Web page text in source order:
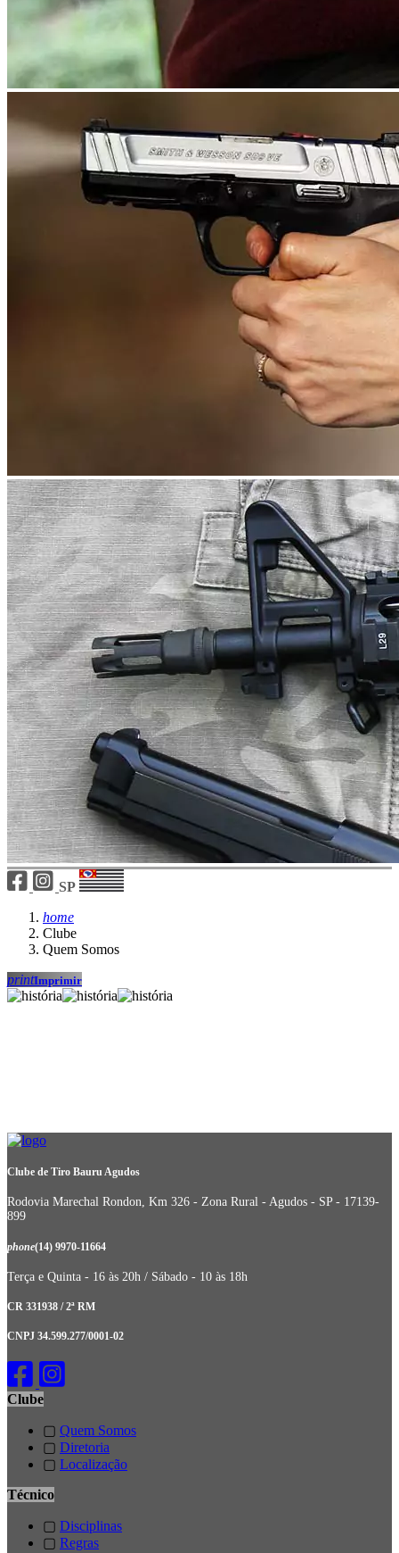
SP
home
Clube
Quem Somos
printImprimir
Clube de Tiro Bauru Agudos
Rodovia Marechal Rondon, Km 326 - Zona Rural - Agudos - SP - 17139-
899
phone(14) 9970-11664
Terça e Quinta - 16 às 20h / Sábado - 10 às 18h
CR 331938 / 2ª RM
CNPJ 34.599.277/0001-02
Clube
▢ Quem Somos
▢ Diretoria
▢ Localização
Técnico
▢ Disciplinas
▢ Regras